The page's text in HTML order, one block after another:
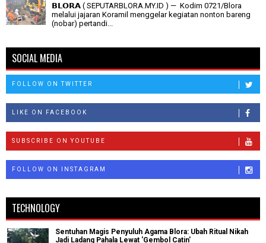
𝗕𝗟𝗢𝗥𝗔 ( SEPUTARBLORA.MY.ID ) — Kodim 0721/Blora
melalui jajaran Koramil menggelar kegiatan nonton bareng
(nobar) pertandi...
SOCIAL MEDIA
FOLLOW ON TWITTER
LIKE ON FACEBOOK
SUBSCRIBE ON YOUTUBE
FOLLOW ON INSTAGRAM
TECHNOLOGY
Sentuhan Magis Penyuluh Agama Blora: Ubah Ritual Nikah
Jadi Ladang Pahala Lewat 'Gembol Catin'